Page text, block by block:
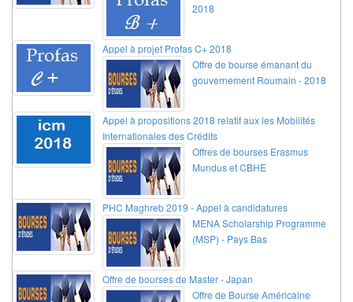
2018
Appel à projet Profas C+ 2018
Offre de bourse émanant du
gouvernement Roumain - 2018
Appel à propositions 2018 relatif aux les Mobilités
Internationales des Crédits
Offres de bourses Erasmus
Mundus et CBHE
PHC Maghreb 2019 - Appel à candidatures
MENA Scholarship Programme
(MSP) - Pays Bas
Offre de bourses de Master - Japan
Offre de Bourse Américaine